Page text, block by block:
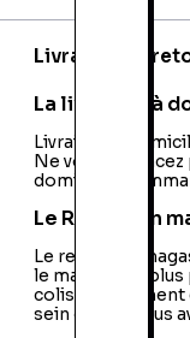
Livraison et
La livraison à
Livraison à
Ne vous
domicile !
Le Retrait en
Le retrait en
le magasin le
colis directement
sein duquel vous